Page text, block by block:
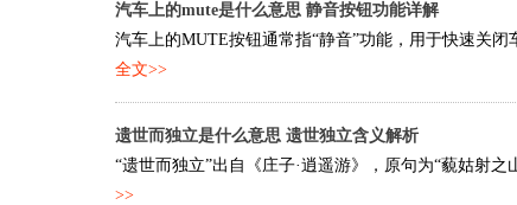
汽车上的mute是什么意思 静音按钮功能详解
汽车上的MUTE按钮通常指“静音”功能，用于快速关
全文>>
遗世而独立是什么意思 遗世独立含义解析
“遗世而独立”出自《庄子·逍遥游》，原句为“藐姑射
>>